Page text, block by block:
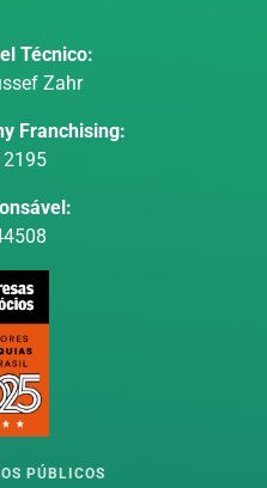
Técnico:
Zahr
Franchising:
PÚBLICOS